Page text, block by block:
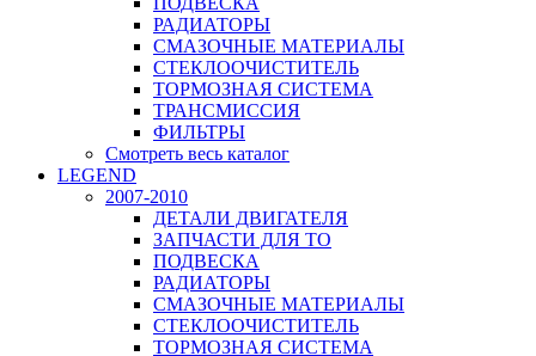
РАДИАТОРЫ
СМАЗОЧНЫЕ МАТЕРИАЛЫ
СТЕКЛООЧИСТИТЕЛЬ
ТОРМОЗНАЯ СИСТЕМА
ТРАНСМИССИЯ
ФИЛЬТРЫ
Смотреть весь каталог
LEGEND
2007-2010
ДЕТАЛИ ДВИГАТЕЛЯ
ЗАПЧАСТИ ДЛЯ ТО
ПОДВЕСКА
РАДИАТОРЫ
СМАЗОЧНЫЕ МАТЕРИАЛЫ
СТЕКЛООЧИСТИТЕЛЬ
ТОРМОЗНАЯ СИСТЕМА